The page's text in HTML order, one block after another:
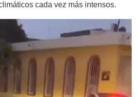
cada vez más intensos.